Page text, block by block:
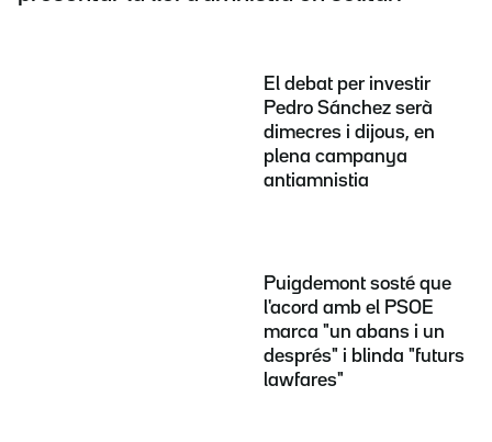
El debat per investir
Pedro Sánchez serà
dimecres i dijous, en
plena campanya
antiamnistia
Puigdemont sosté que
l'acord amb el PSOE
marca "un abans i un
després" i blinda "futurs
lawfares"